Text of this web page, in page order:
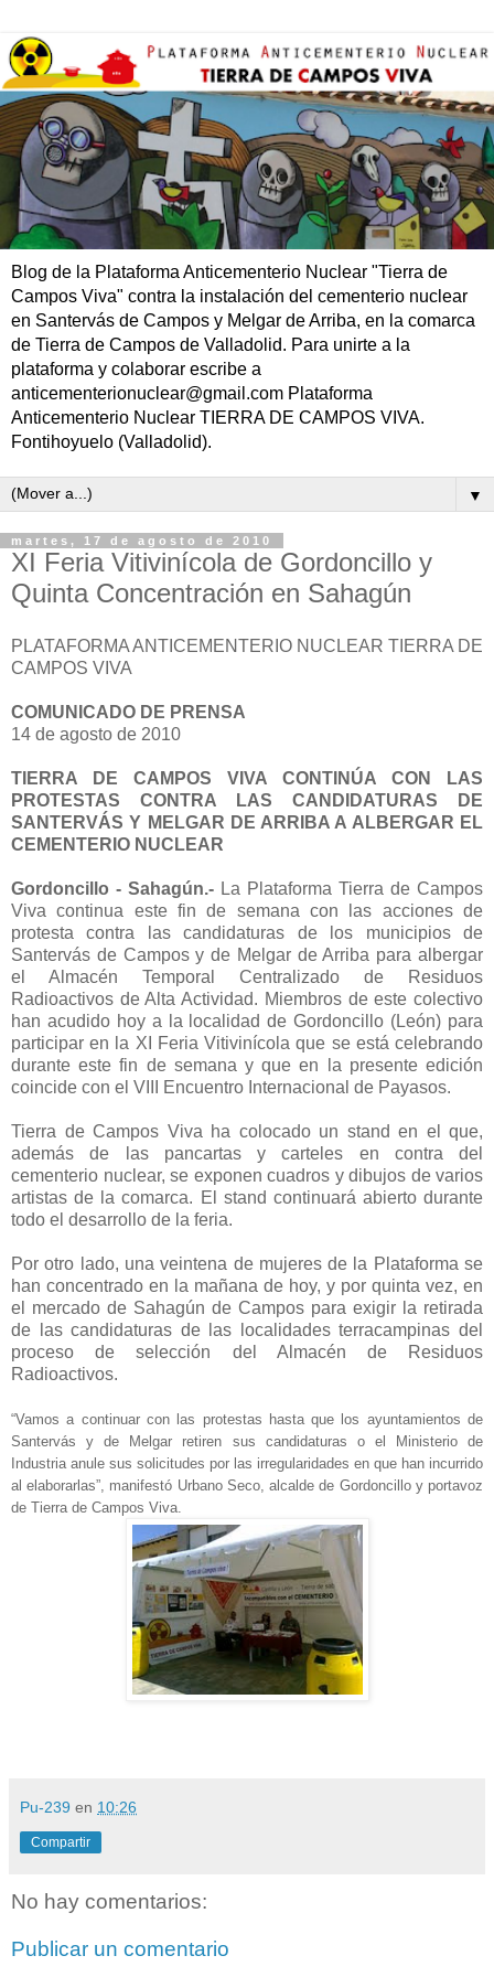
Blog de la Plataforma Anticementerio Nuclear "Tierra de
Campos Viva" contra la instalación del cementerio nuclear
en Santervás de Campos y Melgar de Arriba, en la comarca
de Tierra de Campos de Valladolid. Para unirte a la
plataforma y colaborar escribe a
anticementerionuclear@gmail.com Plataforma
Anticementerio Nuclear TIERRA DE CAMPOS VIVA.
Fontihoyuelo (Valladolid).
▼
martes, 17 de agosto de 2010
XI Feria Vitivinícola de Gordoncillo y
Quinta Concentración en Sahagún
PLATAFORMA ANTICEMENTERIO NUCLEAR TIERRA DE
CAMPOS VIVA
COMUNICADO DE PRENSA
14 de agosto de 2010
TIERRA DE CAMPOS VIVA CONTINÚA CON LAS
PROTESTAS CONTRA LAS CANDIDATURAS DE
SANTERVÁS Y MELGAR DE ARRIBA A ALBERGAR EL
CEMENTERIO NUCLEAR
Gordoncillo - Sahagún.- La Plataforma Tierra de Campos
Viva continua este fin de semana con las acciones de
protesta contra las candidaturas de los municipios de
Santervás de Campos y de Melgar de Arriba para albergar
el Almacén Temporal Centralizado de Residuos
Radioactivos de Alta Actividad. Miembros de este colectivo
han acudido hoy a la localidad de Gordoncillo (León) para
participar en la XI Feria Vitivinícola que se está celebrando
durante este fin de semana y que en la presente edición
coincide con el VIII Encuentro Internacional de Payasos.
Tierra de Campos Viva ha colocado un stand en el que,
además de las pancartas y carteles en contra del
cementerio nuclear, se exponen cuadros y dibujos de varios
artistas de la comarca. El stand continuará abierto durante
todo el desarrollo de la feria.
Por otro lado, una veintena de mujeres de la Plataforma se
han concentrado en la mañana de hoy, y por quinta vez, en
el mercado de Sahagún de Campos para exigir la retirada
de las candidaturas de las localidades terracampinas del
proceso de selección del Almacén de Residuos
Radioactivos.
“Vamos a continuar con las protestas hasta que los ayuntamientos de
Santervás y de Melgar retiren sus candidaturas o el Ministerio de
Industria anule sus solicitudes por las irregularidades en que han incurrido
al elaborarlas”, manifestó Urbano Seco, alcalde de Gordoncillo y portavoz
de Tierra de Campos Viva.
Pu-239 en 10:26
Compartir
No hay comentarios:
Publicar un comentario